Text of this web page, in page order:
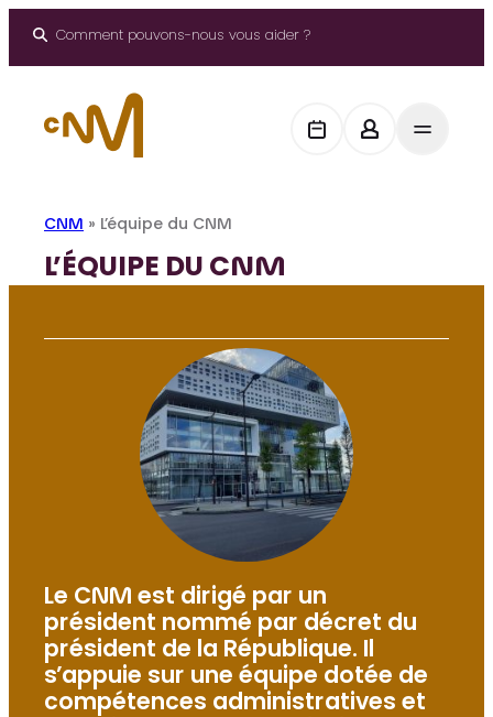
Comment pouvons-nous vous aider ?
CNM » L’équipe du CNM
L’ÉQUIPE DU CNM
Le CNM est dirigé par un
président nommé par décret du
président de la République. Il
s’appuie sur une équipe dotée de
compétences administratives et